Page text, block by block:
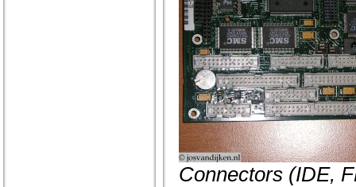
Connectors (IDE,